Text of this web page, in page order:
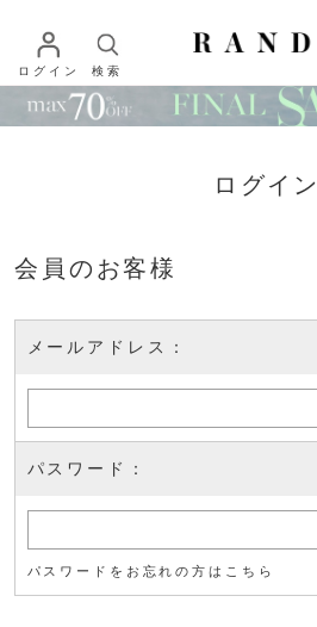
ログイン 検索
ログイン
会員のお客様
メールアドレス：
パスワード：
パスワードをお忘れの方はこちら